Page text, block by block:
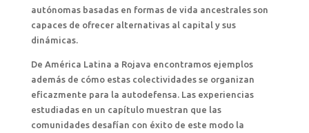
autónomas basadas en formas de vida ancestrales son
capaces de ofrecer alternativas al capital y sus
dinámicas.
De América Latina a Rojava encontramos ejemplos
además de cómo estas colectividades se organizan
eficazmente para la autodefensa. Las experiencias
estudiadas en un capítulo muestran que las
comunidades desafían con éxito de este modo la